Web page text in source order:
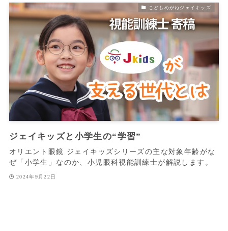
こどもめがねジェイキッズ
ジェイキッズと小学生の“学習”
オリエント眼鏡 ジェイキッズシリーズの主な対象年齢がな
ぜ「小学生」なのか、小児眼科視能訓練士が解説します。
2024年9月22日